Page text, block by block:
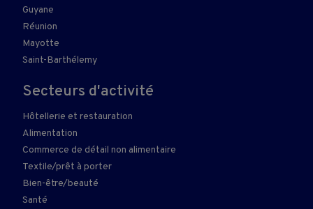
Guyane
Réunion
Mayotte
Saint-Barthélemy
Secteurs d'activité
Hôtellerie et restauration
Alimentation
Commerce de détail non alimentaire
Textile/prêt à porter
Bien-être/beauté
Santé